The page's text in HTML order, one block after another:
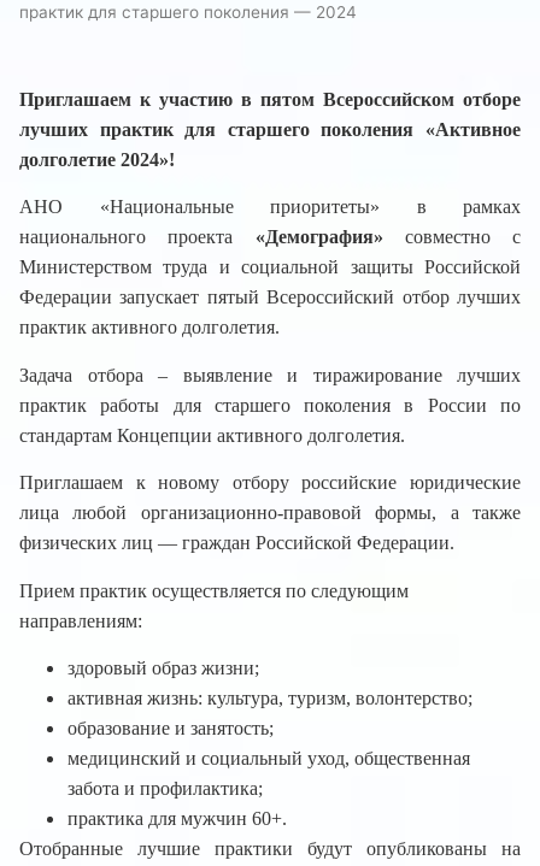
практик для старшего поколения — 2024
Приглашаем к участию в пятом Всероссийском отборе
лучших практик для старшего поколения «Активное
долголетие 2024»!
АНО «Национальные приоритеты» в рамках
национального проекта «Демография» совместно с
Министерством труда и социальной защиты Российской
Федерации запускает пятый Всероссийский отбор лучших
практик активного долголетия.
Задача отбора – выявление и тиражирование лучших
практик работы для старшего поколения в России по
стандартам Концепции активного долголетия.
Приглашаем к новому отбору российские юридические
лица любой организационно-правовой формы, а также
физических лиц — граждан Российской Федерации.
Прием практик осуществляется по следующим
направлениям:
здоровый образ жизни;
активная жизнь: культура, туризм, волонтерство;
образование и занятость;
медицинский и социальный уход, общественная
забота и профилактика;
практика для мужчин 60+.
Отобранные лучшие практики будут опубликованы на